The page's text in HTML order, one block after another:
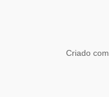
Criado com